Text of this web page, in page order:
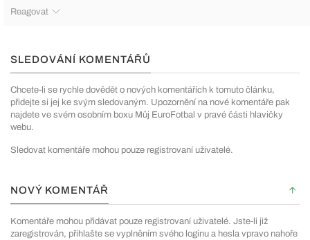
Reagovat
SLEDOVÁNÍ KOMENTÁŘŮ
Chcete-li se rychle dovědět o nových komentářích k tomuto článku,
přidejte si jej ke svým sledovaným. Upozornění na nové komentáře pak
najdete ve svém osobním boxu Můj EuroFotbal v pravé části hlavičky
webu.
Sledovat komentáře mohou pouze registrovaní uživatelé.
NOVÝ KOMENTÁŘ
Komentáře mohou přidávat pouze registrovaní uživatelé. Jste-li již
zaregistrován, přihlašte se vyplněním svého loginu a hesla vpravo nahoře